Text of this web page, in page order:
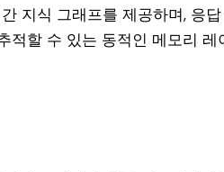
지식 그래프를 제공하며, 응
적할 수 있는 동적인 메모리 레